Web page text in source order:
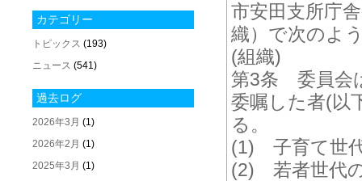
カテゴリー
トピックス (193)
ニュース (541)
過去ログ
2026年3月 (1)
2026年2月 (1)
2025年3月 (1)
市安田支所庁
織）で次のよ
(組織)
第3条 委員会
委嘱した者(以
る。
(1) 子育て世
(2) 若者世代